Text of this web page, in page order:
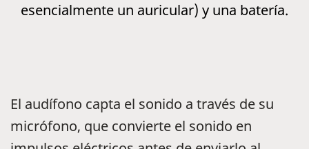
esencialmente un auricular) y una batería.
El audífono capta el sonido a través de su
micrófono, que convierte el sonido en